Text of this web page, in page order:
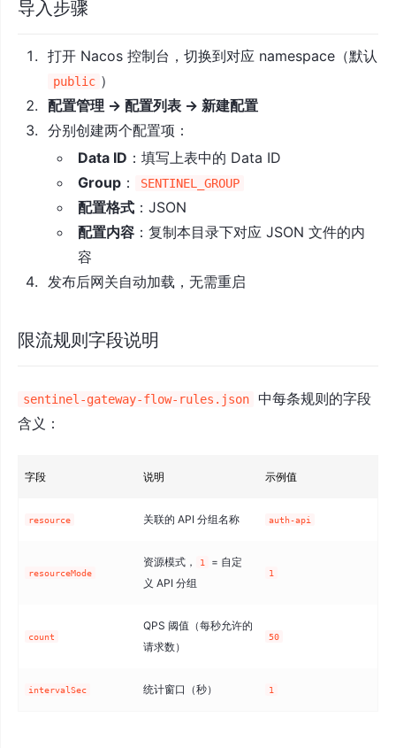
导入步骤
打开 Nacos 控制台，切换到对应 namespace（默认
public ）
配置管理 → 配置列表 → 新建配置
分别创建两个配置项：
Data ID ：填写上表中的 Data ID
Group ： SENTINEL_GROUP
配置格式 ：JSON
配置内容 ：复制本目录下对应 JSON 文件的内
容
发布后网关自动加载，无需重启
限流规则字段说明
sentinel-gateway-flow-rules.json
中每条规则的字段
含义：
字段 说明 示例值
resource 关联的 API 分组名称 auth-api
resourceMode
资源模式， 1
= 自定
义 API 分组
1
count
QPS 阈值（每秒允许的
请求数）
50
intervalSec 统计窗口（秒） 1